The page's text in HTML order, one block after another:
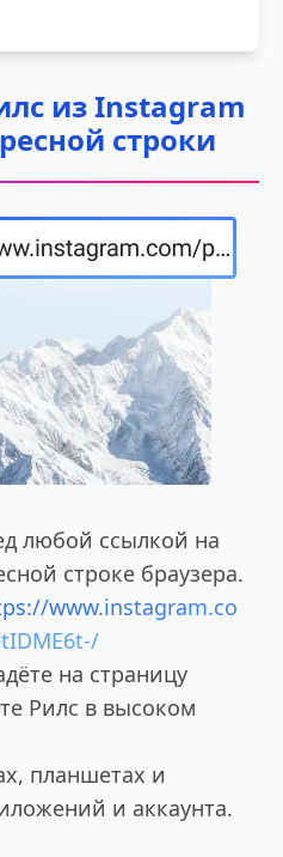
из Instagram
строки
любой ссылкой на
строке браузера.
www.instagram.co
на страницу
Рилс в высоком
планшетах и
и аккаунта.